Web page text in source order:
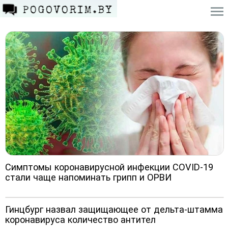
Симптомы коронавирусной инфекции COVID-19
стали чаще напоминать грипп и ОРВИ
Гинцбург назвал защищающее от дельта-штамма
коронавируса количество антител